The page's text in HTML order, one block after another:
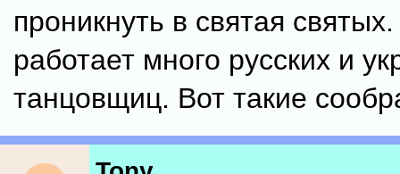
проникнуть в святая
работает много русских и
танцовщиц. Вот такие